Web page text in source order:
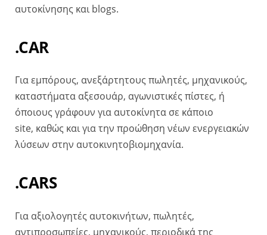
αυτοκίνησης και blogs.
.CAR
Για εμπόρους, ανεξάρτητους πωλητές, μηχανικούς,
καταστήματα αξεσουάρ, αγωνιστικές πίστες, ή
όποιους γράφουν για αυτοκίνητα σε κάποιο
site, καθώς και για την προώθηση νέων ενεργειακών
λύσεων στην αυτοκινητοβιομηχανία.
.CARS
Για αξιολογητές αυτοκινήτων, πωλητές,
αντιπροσωπείες, μηχανικούς, περιοδικά της